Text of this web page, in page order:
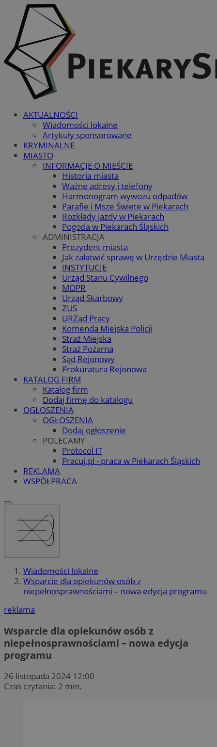
AKTUALNOŚCI
Wiadomości lokalne
Artykuły sponsorowane
KRYMINALNE
MIASTO
INFORMACJE O MIEŚCIE
Historia miasta
Ważne adresy i telefony
Harmonogram wywozu odpadów
Parafie i Msze Święte w Piekarach
Rozkłady jazdy w Piekarach
Pogoda w Piekarach Śląskich
ADMINISTRACJA
Prezydent miasta
Jak załatwić sprawę w Urzędzie Miasta
INSTYTUCJE
Urząd Stanu Cywilnego
MOPR
Urząd Skarbowy
ZUS
URZąd Pracy
Komenda Miejska Policji
Straż Miejska
Straż Pożarna
Sąd Rejonowy
Prokuratura Rejonowa
KATALOG FIRM
Katalog firm
Dodaj firmę do katalogu
OGŁOSZENIA
OGŁOSZENIA
Dodaj ogłoszenie
POLECAMY
Protocol IT
Pracuj.pl - praca w Piekarach Śląskich
REKLAMA
WSPÓŁPRACA
Wiadomości lokalne
Wsparcie dla opiekunów osób z
niepełnosprawnościami – nowa edycja programu
reklama
Wsparcie dla opiekunów osób z
niepełnosprawnościami – nowa edycja
programu
26 listopada 2024 12:00
Czas czytania: 2 min.